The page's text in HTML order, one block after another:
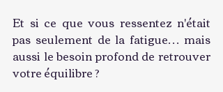
Et si ce que vous ressentez n'était
pas seulement de la fatigue… mais
aussi le besoin profond de retrouver
votre équilibre ?